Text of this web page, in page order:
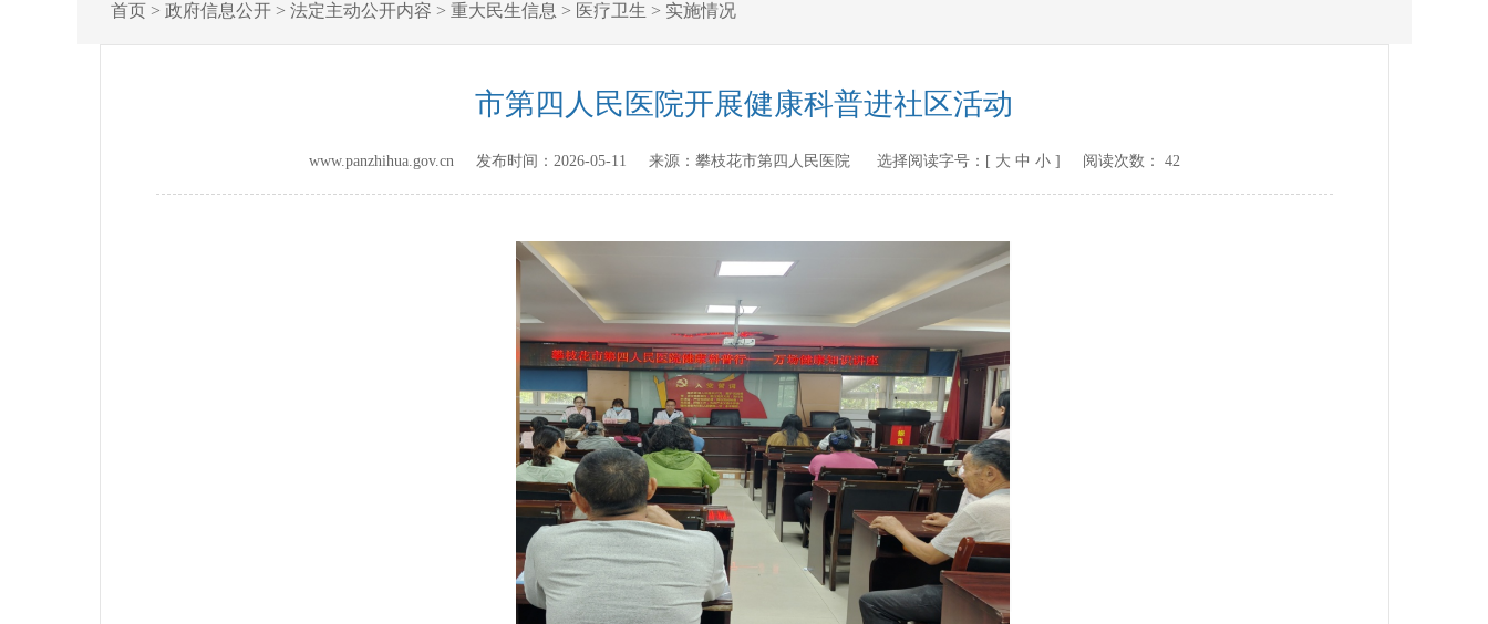
首页> 政府信息公开> 法定主动公开内容 > 重大民生信息 > 医疗卫生 > 实施情况
市第四人民医院开展健康科普进社区活动
www.panzhihua.gov.cn 发布时间： 2026-05-11 来源： 攀枝花市第四人民医院选择阅读字号：[ 大 中 小] 阅读次数： 42